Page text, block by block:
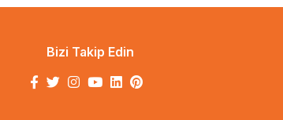
Bizi Takip Edin